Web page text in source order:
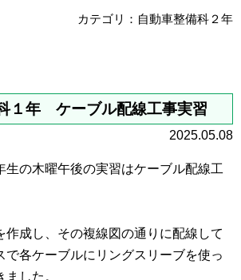
カテゴリ：自動車整備科２年
１年 ケーブル配線工事実習
2025.05.08
生の木曜午後の実習はケーブル配線工
作成し、その複線図の通りに配線して
で各ケーブルにリングスリーブを使っ
した。